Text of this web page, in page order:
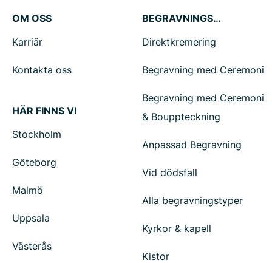
OM OSS
Karriär
Kontakta oss
HÄR FINNS VI
Stockholm
Göteborg
Malmö
Uppsala
Västerås
BEGRAVNINGSTJÄNSTER
Direktkremering
Begravning med Ceremoni
Begravning med Ceremoni
& Bouppteckning
Anpassad Begravning
Vid dödsfall
Alla begravningstyper
Kyrkor & kapell
Kistor